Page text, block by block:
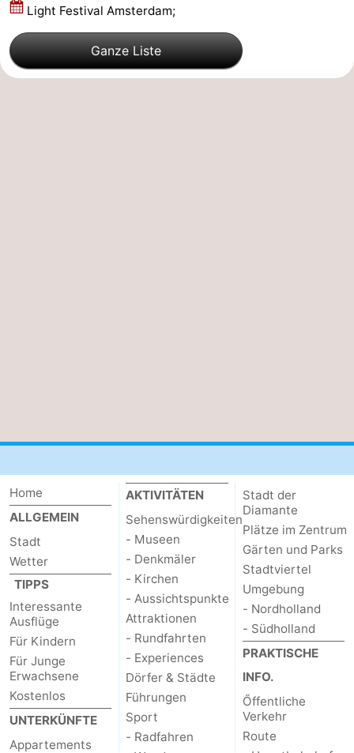
Light Festival Amsterdam;
Ganze Liste
Home
ALLGEMEIN
Stadt
Wetter
TIPPS
Interessante
Ausflüge
Für Kindern
Für Junge
Erwachsene
Kostenlos
UNTERKÜNFTE
Appartements
AKTIVITÄTEN
Sehenswürdigkeiten
- Museen
- Denkmäler
- Kirchen
- Aussichtspunkte
Attraktionen
- Rundfahrten
- Experiences
Dörfer & Städte
Führungen
Sport
- Radfahren
Stadt der
Diamante
Plätze im Zentrum
Gärten und Parks
Stadtviertel
Umgebung
- Nordholland
- Südholland
PRAKTISCHE
INFO.
Őffentliche
Verkehr
Route